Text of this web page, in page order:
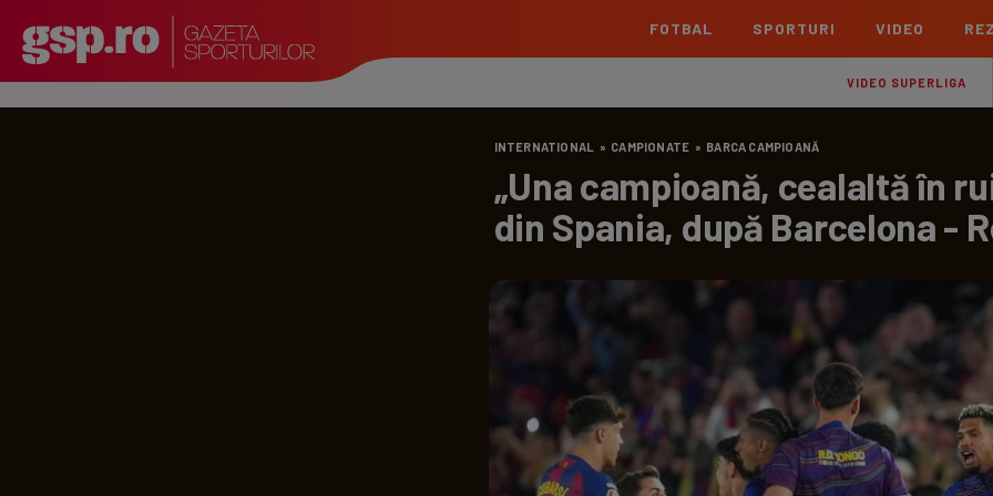
FOTBAL
Echipe Meciuri Clasament
Liga 2
Meciuri Clasament
Echipe Meciuri
TOATE ȘTIRILE
Echipe
La
Echipe
Echipe
SPORTURI VIDEO
VIDEO SUPERLIGA
INTERNATIONAL » CAMPIONATE » BARCA CAMPIOANĂ
„Una campioană, cealaltă în
din Spania, după Barcelona -